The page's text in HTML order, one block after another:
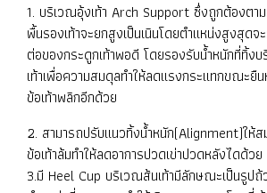
1. บริเวณอุ้งเท้า Arch Support ซึ่งถูกต้องตา
พื้นรองเท้าจะยกสูงเป็นเนินโดยตำแหน่งสูงสุด
ต่อของกระดูกเท้าพอดี โดยรองรับน้ำหนักที่ทิ้ง
เท้าเพื่อความสมดุลทำให้ลดแรงกระแทกขณะยื
ข้อเท้าพลิกอีกด้วย
2. สามารถปรับแนวทิ้งน้ำหนัก(Alignment)ให้ส
ข้อเท้าล้มทำให้ลดอาการปวดเข่าปวดหลังไดด้วย
3.มี Heel Cup บริเวณส้นเท้ามีลักษณะเป็นรูปถ้